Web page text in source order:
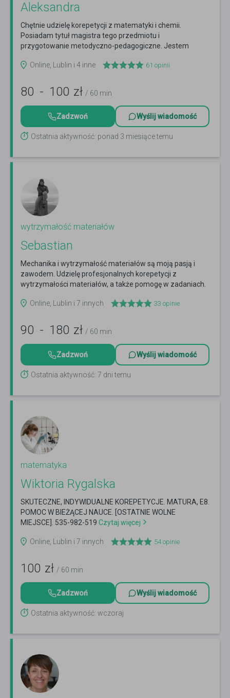
Aleksandra
Chętnie udzielę korepetycji z matematyki i chemii.
Posiadam tytuł magistra tego przedmiotu i
przygotowanie metodyczno-pedagogiczne. Jestem
Online, Lublin i 4 inne
61 opinii
80 - 100 zł / 60 min
Zadzwoń Wyślij wiadomość
Ostatnia aktywność: ponad 3 miesiące temu
wytrzymałość materiałów
Sebastian
Mechanika i wytrzymałość materiałów są moją pasją i
zawodem. Udzielę profesjonalnych korepetycji z
wytrzymałości materiałów, a także pomogę w zadaniach.
Online, Lublin i 7 innych
33 opinie
90 - 180 zł / 60 min
Zadzwoń Wyślij wiadomość
Ostatnia aktywność: 7 dni temu
matematyka
Wiktoria Rygalska
SKUTECZNE, INDYWIDUALNE KOREPETYCJE. MATURA, E8.
POMOC W BIEŻĄCEJ NAUCE. [OSTATNIE WOLNE
MIEJSCE]. 535-982-519 Czytaj więcej
Online, Lublin i 7 innych 54opinie
100 zł / 60 min
Zadzwoń Wyślij wiadomość
Ostatnia aktywność: wczoraj